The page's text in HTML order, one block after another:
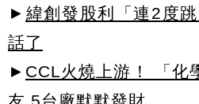
► 緯創發股利「連2度
話了
► CCL火燒上游！ 「化
友 5台廠默默發財